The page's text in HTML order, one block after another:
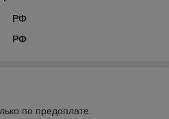
РФ
РФ
по предоплате.